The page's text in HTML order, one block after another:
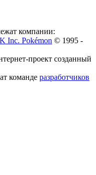
компании:
Inc. Pokémon © 1995 -
проект созданный
команде разработчиков